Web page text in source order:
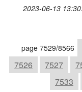
2023-06-13
page 7529/8566
7526
7527
7533